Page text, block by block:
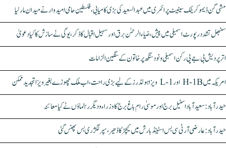
مشی گن ڈیموکریٹک سینیٹ پرائمری میں عبدالسعید کی بڑی کامیابی، فلسطین حامی امیدوار نے میدان مار لیا
سنبھل تشدد رپورٹ اسمبلی میں پیش، ضیاء الرحمٰن برق اور سہیل اقبال کا ذکر، یوگی نے سازش کا کیا دعویٰ
اتر پردیش بی جے پی رکن اسمبلی ونود سنگھ پر خاتون کے سنگین الزامات
امریکہ میں H-1B اور L-1 ویزا ہولڈرز کے لیے بڑی راحت، اب ملک چھوڑے بغیر ویزا تجدید ممکن
حیدرآباد: سعیدآباد اسٹیل برج اور موسیٰ رام باغ برج کا وزراء و دیگر رہنماؤں نے کیا معائنہ
حیدرآباد: عارضی آر ٹی سی بس اسٹینڈ بارش میں کیچڑ کا ڈھیر، سپر لگژری بس پھنس گئی